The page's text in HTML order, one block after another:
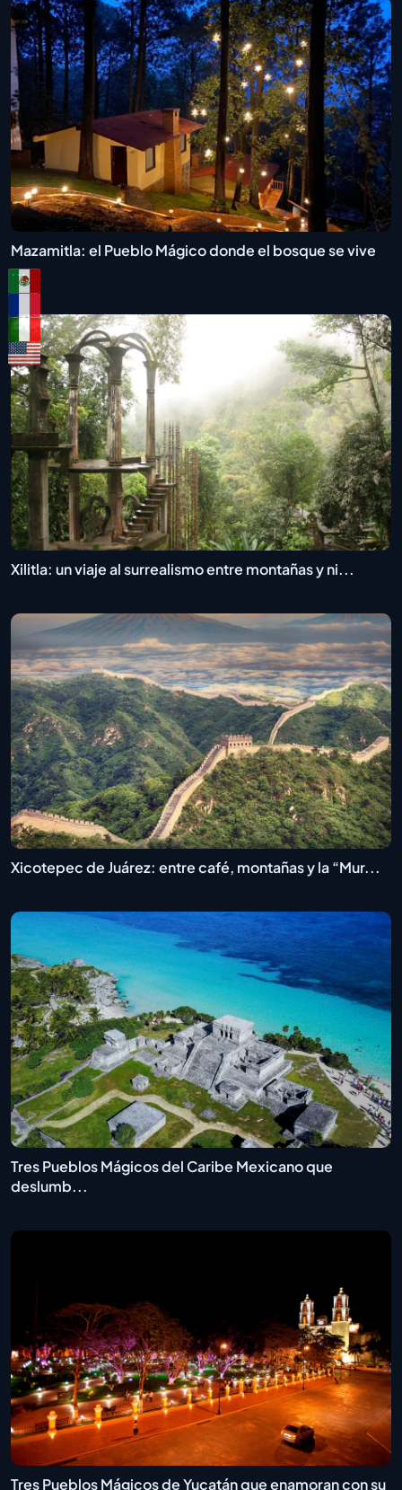
Mazamitla: el Pueblo Mágico donde el bosque se vive
...
Xilitla: un viaje al surrealismo entre montañas y ni...
Xicotepec de Juárez: entre café, montañas y la “Mur...
Tres Pueblos Mágicos del Caribe Mexicano que
deslumb...
Tres Pueblos Mágicos de Yucatán que enamoran con su